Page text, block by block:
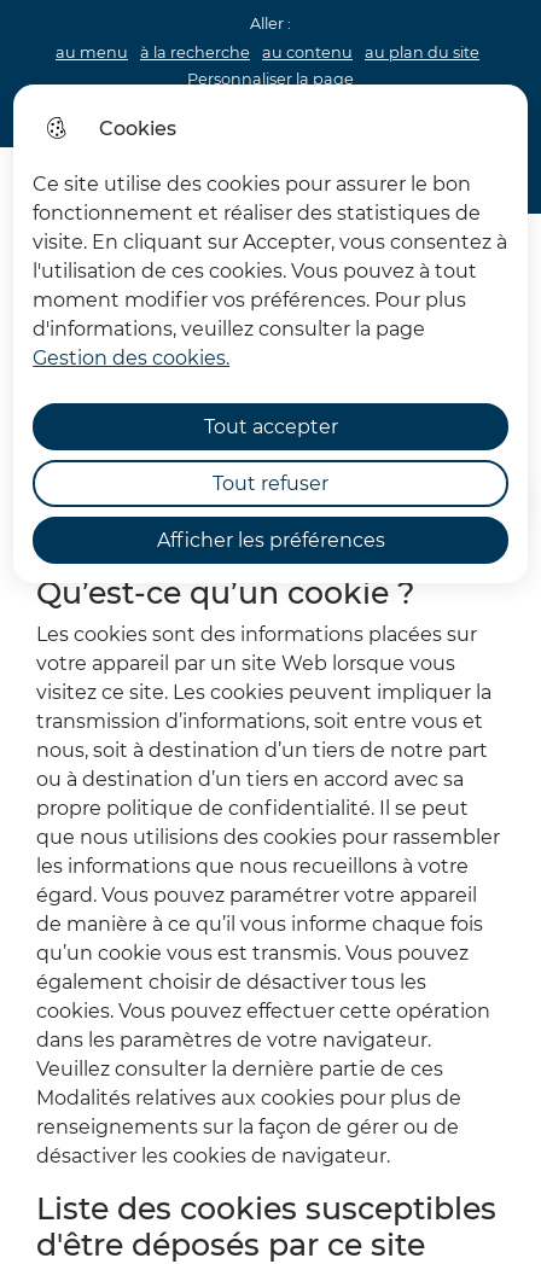
Cookies
Ce site utilise des cookies pour assurer le bon
fonctionnement et réaliser des statistiques de
visite. En cliquant sur Accepter, vous consentez à
l'utilisation de ces cookies. Vous pouvez à tout
moment modifier vos préférences. Pour plus
d'informations, veuillez consulter la page
Gestion des cookies.
Afficher les préférences
Tout accepter
Tout refuser
Aller :
au menu
à la recherche au contenu
au plan du site
Personnaliser la page
Château d'Hardelot
Menu
Modalités relatives aux
cookies
Accueil
Qu’est-ce qu’un cookie ?
Les cookies sont des informations placées sur
votre appareil par un site Web lorsque vous
visitez ce site. Les cookies peuvent impliquer la
transmission d’informations, soit entre vous et
nous, soit à destination d’un tiers de notre part
ou à destination d’un tiers en accord avec sa
propre politique de confidentialité. Il se peut
que nous utilisions des cookies pour rassembler
les informations que nous recueillons à votre
égard. Vous pouvez paramétrer votre appareil
de manière à ce qu’il vous informe chaque fois
qu’un cookie vous est transmis. Vous pouvez
également choisir de désactiver tous les
cookies. Vous pouvez effectuer cette opération
dans les paramètres de votre navigateur.
Veuillez consulter la dernière partie de ces
Modalités relatives aux cookies pour plus de
renseignements sur la façon de gérer ou de
désactiver les cookies de navigateur.
Liste des cookies susceptibles
d'être déposés par ce site